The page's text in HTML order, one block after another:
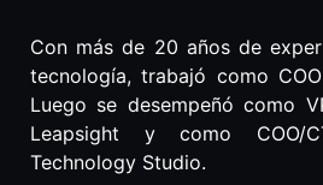
Con más de 20 años de
tecnología, trabajó como
Luego se desempeñó como
Leapsight y como COO/
Technology Studio.